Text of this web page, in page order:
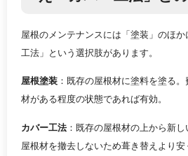
屋根のメンテナンスには「塗装」のほ
工法」という選択肢があります。
屋根塗装 ：既存の屋根材に塗料を塗る
材がある程度の状態であれば有効。
カバー工法：既存の屋根材の上から新し
屋根材を撤去しないため葺き替えより